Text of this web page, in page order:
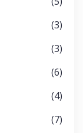
(3)
(3)
(6)
(4)
(7)